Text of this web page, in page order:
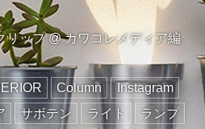
リップ@カワコレメディア編
Column
Instagram
サボテン ライト
ランプ